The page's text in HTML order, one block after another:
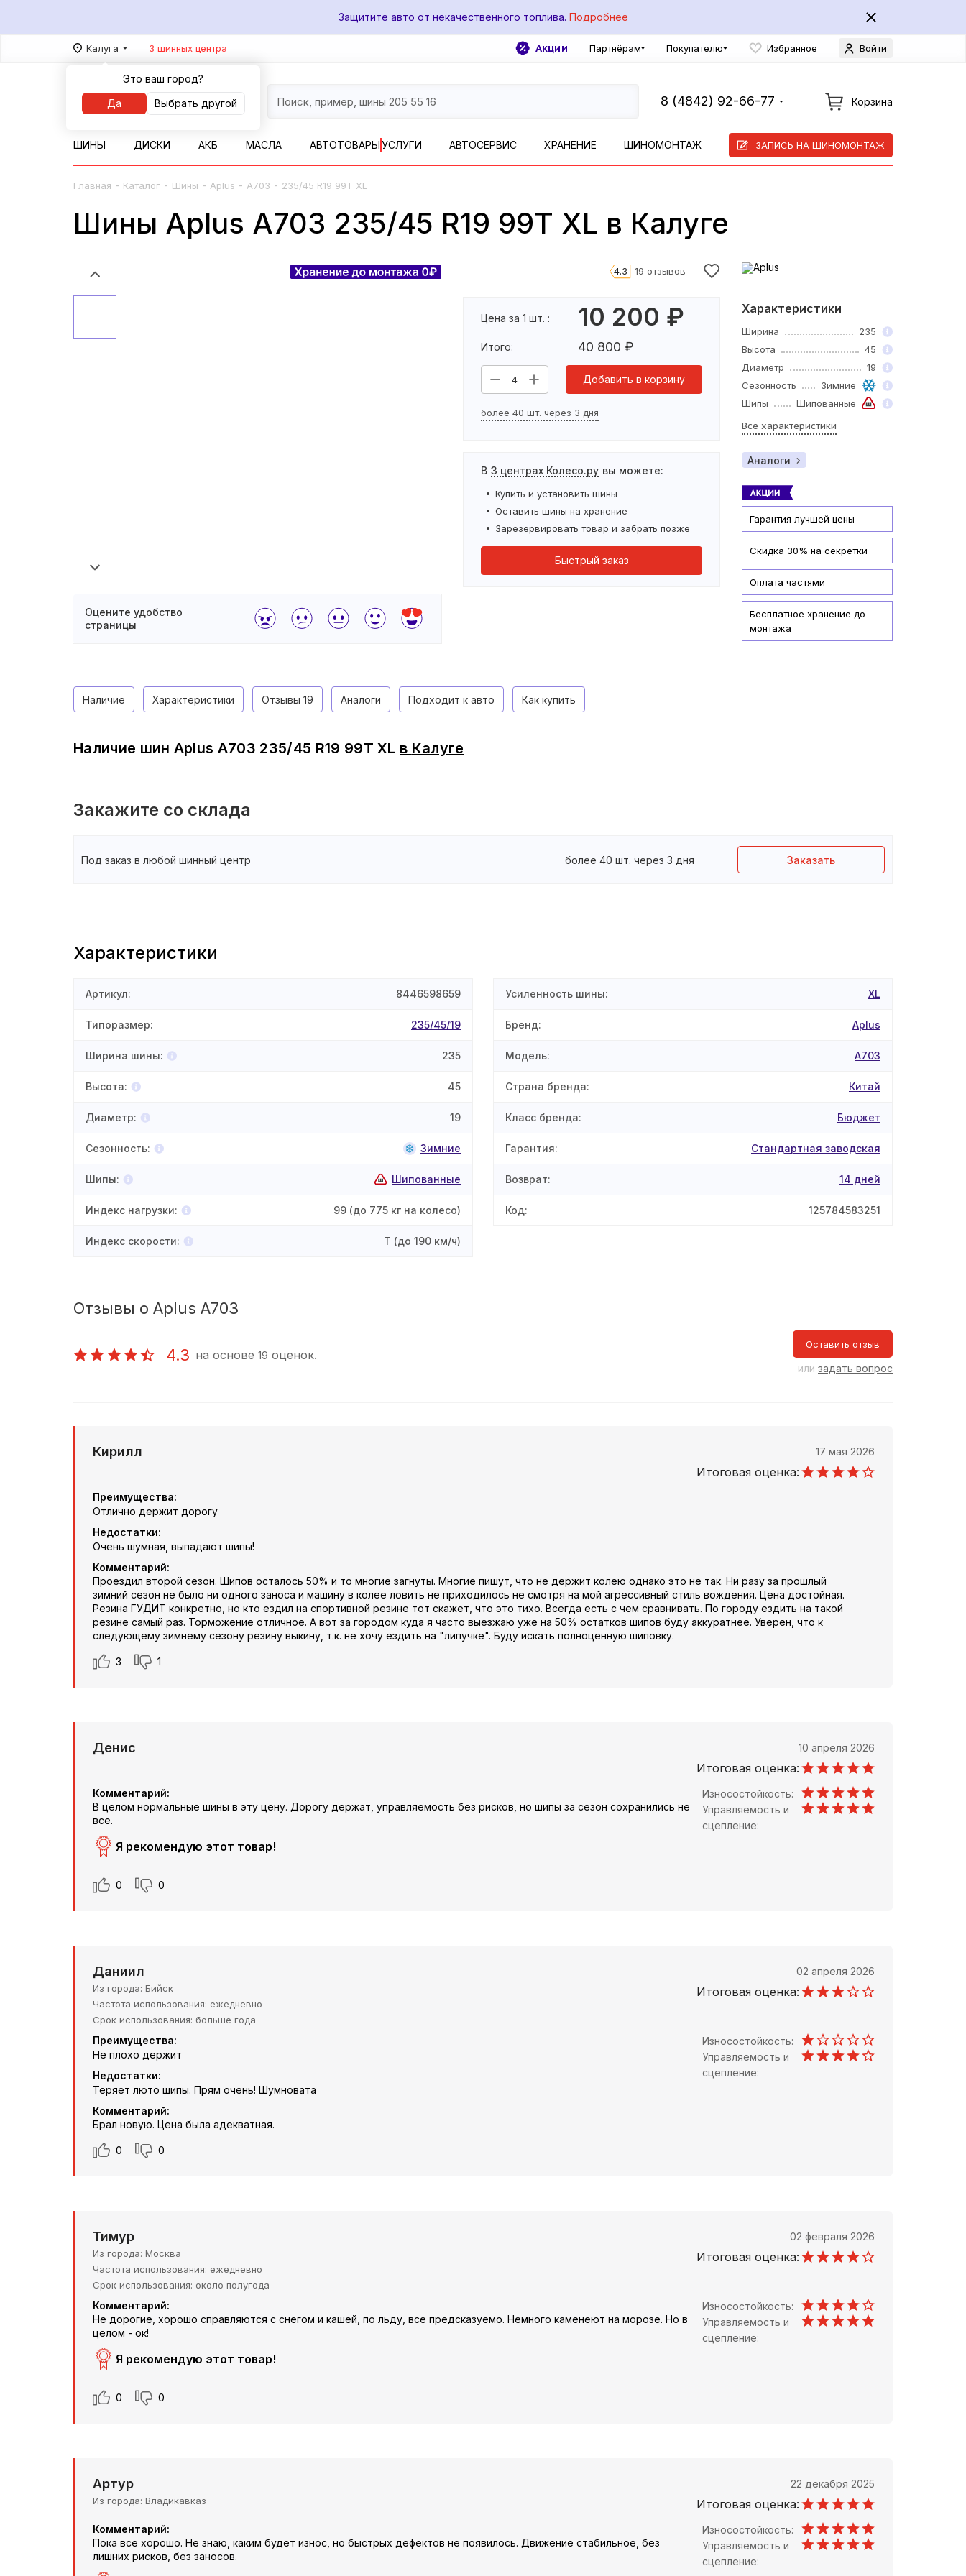
Защитите авто от некачественного топлива. Подробнее
Калуга
Это ваш город?
Да
Выбрать другой
3 шинных центра Акции Партнёрам Покупателю Избранное Войти
8 (4842) 92-66-77 Корзина
ШИНЫ ДИСКИ АКБ МАСЛА АВТОТОВАРЫУСЛУГИ АВТОСЕРВИС ХРАНЕНИЕ ШИНОМОНТАЖ ЗАПИСЬ НА ШИНОМОНТАЖ
Главная - Каталог - Шины - Aplus - A703 - 235/45 R19 99T XL
Шины Aplus A703 235/45 R19 99T XL в Калуге
Оцените удобство
страницы
4.3 19 отзывов
Цена за 1 шт. : 10 200 ₽
Итого: 40 800 ₽
4 Добавить в корзину
более 40 шт. через 3 дня
В 3 центрах Колесо.ру вы можете:
Купить и установить шины
Оставить шины на хранение
Зарезервировать товар и забрать позже
Быстрый заказ
Характеристики
Ширина
235
Высота
45
Диаметр
19
Сезонность
Зимние
Шипы
Шипованные
Все характеристики
Аналоги
Гарантия лучшей цены
Скидка 30% на секретки
Оплата частями
Бесплатное хранение до
монтажа
Наличие Характеристики Отзывы 19 Аналоги Подходит к авто Как купить
Наличие шин Aplus A703 235/45 R19 99T XL в Калуге
Закажите со склада
Под заказ в любой шинный центр более 40 шт. через 3 дня Заказать
Характеристики
Артикул: 8446598659
Типоразмер: 235/45/19
Ширина шины: 235
Высота: 45
Диаметр: 19
Сезонность: Зимние
Шипы: Шипованные
Индекс нагрузки: 99 (до 775 кг на колесо)
Индекс скорости: T (до 190 км/ч)
Усиленность шины: XL
Бренд: Aplus
Модель: A703
Страна бренда: Китай
Класс бренда: Бюджет
Гарантия: Стандартная заводская
Возврат: 14 дней
Код: 125784583251
Отзывы о Aplus A703
4.3 на основе19 оценок.
Оставить отзыв
или задать вопрос
Кирилл 17 мая 2026
Итоговая оценка:
Преимущества:
Отлично держит дорогу
Недостатки:
Очень шумная, выпадают шипы!
Комментарий:
Проездил второй сезон. Шипов осталось 50% и то многие загнуты. Многие пишут, что не держит колею однако это не так. Ни разу за прошлый
зимний сезон не было ни одного заноса и машину в колее ловить не приходилось не смотря на мой агрессивный стиль вождения. Цена достойная.
Резина ГУДИТ конкретно, но кто ездил на спортивной резине тот скажет, что это тихо. Всегда есть с чем сравнивать. По городу ездить на такой
резине самый раз. Торможение отличное. А вот за городом куда я часто выезжаю уже на 50% остатков шипов буду аккуратнее. Уверен, что к
следующему зимнему сезону резину выкину, т.к. не хочу ездить на "липучке". Буду искать полноценную шиповку.
3 1
Денис 10 апреля 2026
Итоговая оценка:
Комментарий:
В целом нормальные шины в эту цену. Дорогу держат, управляемость без рисков, но шипы за сезон сохранились не
все.
Я рекомендую этот товар!
Износостойкость:
Управляемость и
сцепление:
0 0
Даниил
Из города Бийск
Частота использования ежедневно
Срок использования больше года
02 апреля 2026
Итоговая оценка:
Преимущества:
Не плохо держит
Недостатки:
Теряет люто шипы. Прям очень! Шумновата
Комментарий:
Брал новую. Цена была адекватная.
Износостойкость:
Управляемость и
сцепление:
0 0
Тимур
Из города Москва
Частота использования ежедневно
Срок использования около полугода
02 февраля 2026
Итоговая оценка:
Комментарий:
Не дорогие, хорошо справляются с снегом и кашей, по льду, все предсказуемо. Немного каменеют на морозе. Но в
целом - ок!
Я рекомендую этот товар!
Износостойкость:
Управляемость и
сцепление:
0 0
Артур
Из города Владикавказ
22 декабря 2025
Итоговая оценка:
Комментарий:
Пока все хорошо. Не знаю, каким будет износ, но быстрых дефектов не появилось. Движение стабильное, без
лишних рисков, без заносов.
Износостойкость:
Управляемость и
сцепление: